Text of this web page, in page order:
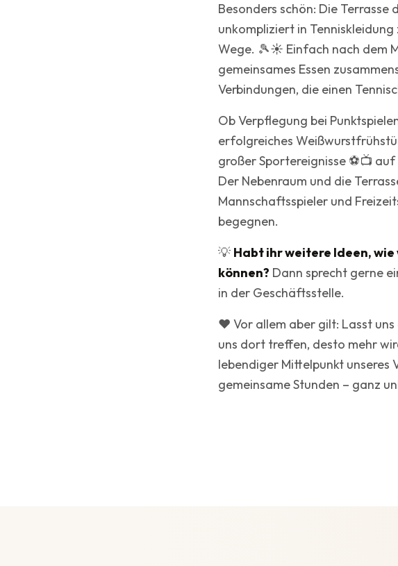
Club
Besonders schön: Die
unkompliziert in
Wege. 🎾☀️ Einfach nach dem
gemeinsames Essen
Verbindungen, die einen
Ob Verpflegung bei
erfolgreiches
großer Sportereignisse ⚽📺
Der Nebenraum und die
Mannschaftsspieler und
begegnen.
💡 Habt ihr weitere Ideen,
können? Dann sprecht gerne
in der Geschäftsstelle.
❤️ Vor allem aber gilt: Lasst
uns dort treffen, desto mehr
lebendiger Mittelpunkt unseres
gemeinsame Stunden – ganz